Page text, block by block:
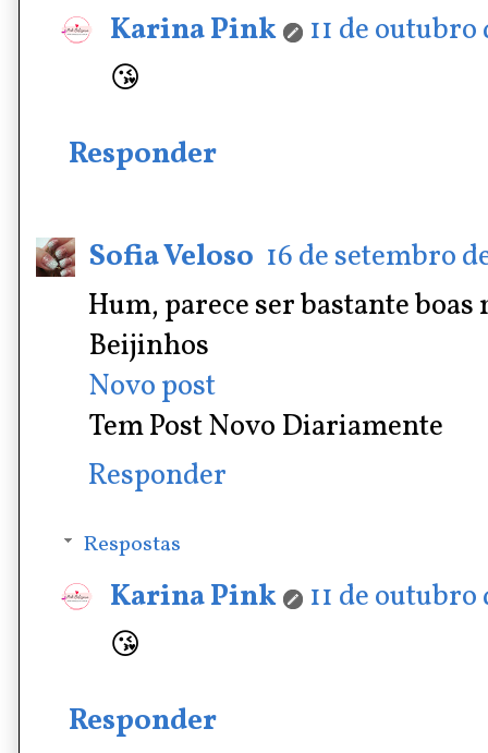
Karina Pink
11 de outubro
😘
Responder
Sofia Veloso 16 de setembro
Hum, parece ser bastante boas
Beijinhos
Novo post
Tem Post Novo Diariamente
Responder
Respostas
Karina Pink
11 de outubro
😘
Responder